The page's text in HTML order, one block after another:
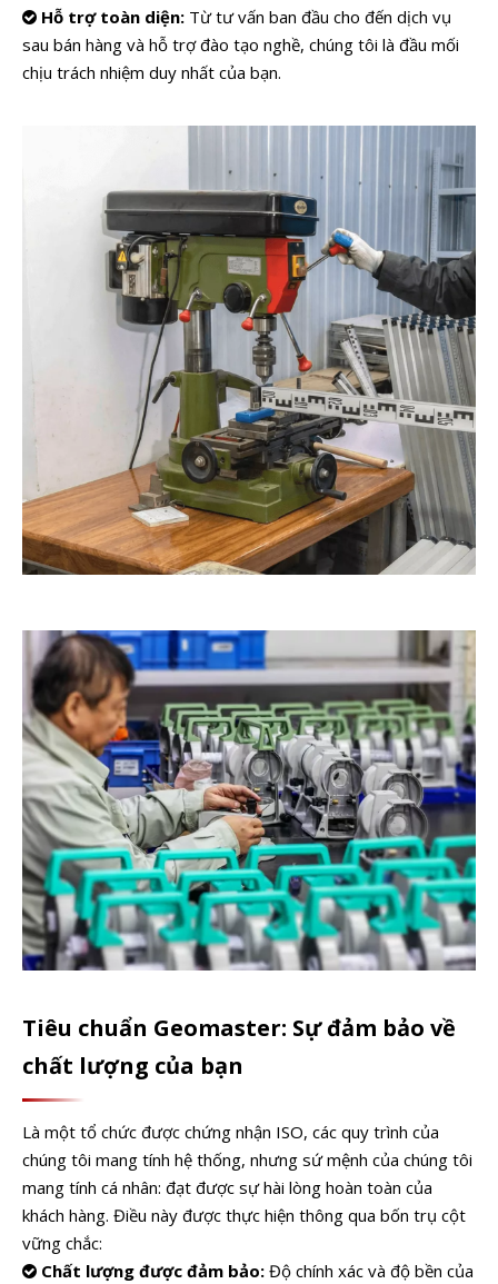
 Hỗ trợ toàn diện: Từ tư vấn ban đầu cho đến dịch vụ
sau bán hàng và hỗ trợ đào tạo nghề, chúng tôi là đầu mối
chịu trách nhiệm duy nhất của bạn.
Tiêu chuẩn Geomaster: Sự đảm bảo về
chất lượng của bạn
Là một tổ chức được chứng nhận ISO, các quy trình của
chúng tôi mang tính hệ thống, nhưng sứ mệnh của chúng tôi
mang tính cá nhân: đạt được sự hài lòng hoàn toàn của
khách hàng. Điều này được thực hiện thông qua bốn trụ cột
vững chắc:
 Chất lượng được đảm bảo: Độ chính xác và độ bền của